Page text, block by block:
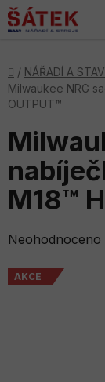
Přejít
na
Domů
/ NÁŘADÍ A
Milwaukee NRG
OUTPUT™
M18™
Průměrné
produktu
Neohodnoceno
AKCE